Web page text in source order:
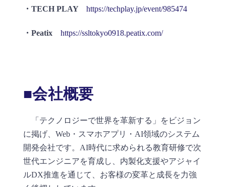
・TECH PLAY https://techplay.jp/event/985474
・Peatix https://ssltokyo0918.peatix.com/
■会社概要
「テクノロジーで世界を革新する」をビジョン
に掲げ、Web・スマホアプリ・AI領域のシステム
開発会社です。AI時代に求められる教育研修で次
世代エンジニアを育成し、内製化支援やアジャイ
ルDX推進を通じて、お客様の変革と成長を力強